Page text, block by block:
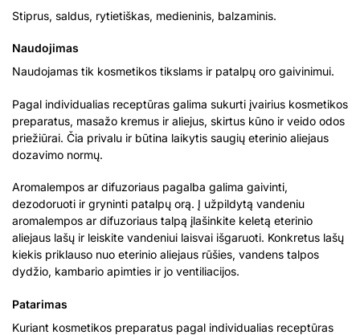
Stiprus, saldus, rytietiškas, medieninis, balzaminis.
Naudojimas
Naudojamas tik kosmetikos tikslams ir patalpų oro gaivinimui.
Pagal individualias receptūras galima sukurti įvairius kosmetikos
preparatus, masažo kremus ir aliejus, skirtus kūno ir veido odos
priežiūrai. Čia privalu ir būtina laikytis saugių eterinio aliejaus
dozavimo normų.
Aromalempos ar difuzoriaus pagalba galima gaivinti,
dezodoruoti ir gryninti patalpų orą. Į užpildytą vandeniu
aromalempos ar difuzoriaus talpą įlašinkite keletą eterinio
aliejaus lašų ir leiskite vandeniui laisvai išgaruoti. Konkretus lašų
kiekis priklauso nuo eterinio aliejaus rūšies, vandens talpos
dydžio, kambario apimties ir jo ventiliacijos.
Patarimas
Kuriant kosmetikos preparatus pagal individualias receptūras